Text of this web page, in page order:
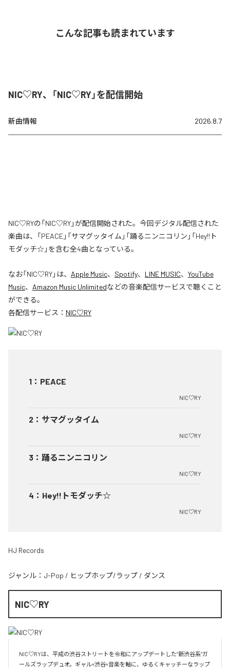
こんな記事も読まれています
NIC♡RY、「NIC♡RY」を配信開始
新曲情報 2026.8.7
NIC♡RYの「NIC♡RY」が配信開始された。今回デジタル配信された
楽曲は、「PEACE」「サマグッタイム」「踊るニンニコリン」「Hey!!ト
モダッチ☆」を含む全4曲となっている。
なお「NIC♡RY」は、 Apple Music、 Spotify、 LINE MUSIC、 YouTube
Music、 Amazon Music Unlimitedなどの音楽配信サービスで聴くこと
ができる。
各配信サービス： NIC♡RY
1 ： PEACE
NIC♡RY
2 ： サマグッタイム
NIC♡RY
3 ： 踊るニンニコリン
NIC♡RY
4 ： Hey!!トモダッチ☆
NIC♡RY
HJ Records
ジャンル： J-Pop / ヒップホップ/ラップ / ダンス
NIC♡RY
NIC♡RYは、平成の渋谷ストリートを令和にアップデートした“新渋谷系”ガ
ールズラップデュオ。ギャル×渋谷×音楽を軸に、ゆるくキャッチーなラップ